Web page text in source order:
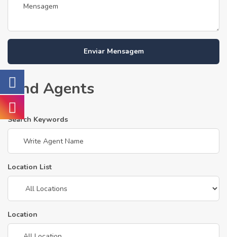
Enviar Mensagem
Find Agents
Search Keywords
Location List
Location